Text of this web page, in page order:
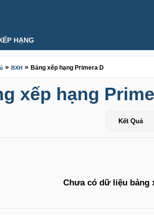
HẠNG
» BXH » Bảng xếp hạng Primera D
xếp hạng
Kết Quả
Chưa có dữ liệu bảng